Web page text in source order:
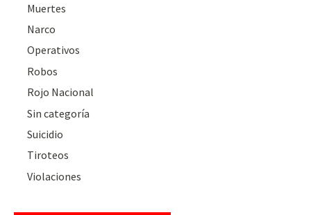
Muertes
Narco
Operativos
Robos
Rojo Nacional
Sin categoría
Suicidio
Tiroteos
Violaciones